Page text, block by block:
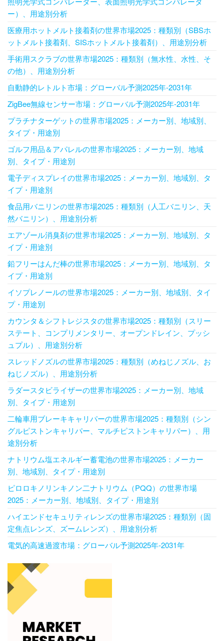
ー）、用途別分析
医療用ホットメルト接着剤の世界市場2025：種類別（SBSホ
ットメルト接着剤、SISホットメルト接着剤）、用途別分析
手術用スクラブの世界市場2025：種類別（無水性、水性、そ
の他）、用途別分析
自動静的レトルト市場：グローバル予測2025年-2031年
ZigBee無線センサー市場：グローバル予測2025年-2031年
プラチナターゲットの世界市場2025：メーカー別、地域別、
タイプ・用途別
ゴルフ用品＆アパレルの世界市場2025：メーカー別、地域
別、タイプ・用途別
電子ディスプレイの世界市場2025：メーカー別、地域別、タ
イプ・用途別
食品用バニリンの世界市場2025：種類別（人工バニリン、天
然バニリン）、用途別分析
エアゾール消臭剤の世界市場2025：メーカー別、地域別、タ
イプ・用途別
鉛フリーはんだ棒の世界市場2025：メーカー別、地域別、タ
イプ・用途別
イソプレノールの世界市場2025：メーカー別、地域別、タイ
プ・用途別
カウンタ＆シフトレジスタの世界市場2025：種類別（スリー
ステート、コンプリメンタリー、オープンドレイン、プッシ
ュプル）、用途別分析
スレッドノズルの世界市場2025：種類別（めねじノズル、お
ねじノズル）、用途別分析
ラダースタビライザーの世界市場2025：メーカー別、地域
別、タイプ・用途別
二輪車用ブレーキキャリパーの世界市場2025：種類別（シン
グルピストンキャリパー、マルチピストンキャリパー）、用
途別分析
ナトリウム塩エネルギー蓄電池の世界市場2025：メーカー
別、地域別、タイプ・用途別
ピロロキノリンキノン二ナトリウム（PQQ）の世界市場
2025：メーカー別、地域別、タイプ・用途別
ハイエンドセキュリティレンズの世界市場2025：種類別（固
定焦点レンズ、ズームレンズ）、用途別分析
電気的高速過渡市場：グローバル予測2025年-2031年